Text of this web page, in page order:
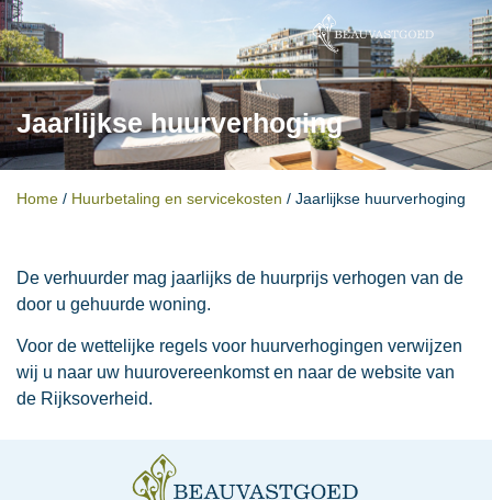
Jaarlijkse huurverhoging
Home / Huurbetaling en servicekosten / Jaarlijkse huurverhoging
De verhuurder mag jaarlijks de huurprijs verhogen van de
door u gehuurde woning.
Voor de wettelijke regels voor huurverhogingen verwijzen
wij u naar uw huurovereenkomst en naar de website van
de Rijksoverheid.